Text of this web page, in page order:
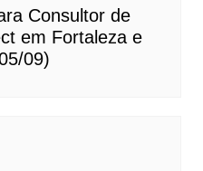
Consultor de
em Fortaleza e
09)